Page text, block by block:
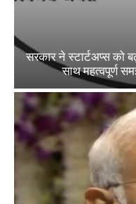
सरकार ने स्टार्टअप्‍स को
साथ महत्‍वपूर्ण